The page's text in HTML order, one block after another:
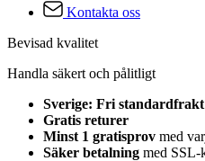
Kontakta oss
Bevisad kvalitet
Handla säkert och pålitligt
Sverige: Fri standardfrakt
Gratis returer
Minst 1 gratisprov med
Säker betalning med SSL-